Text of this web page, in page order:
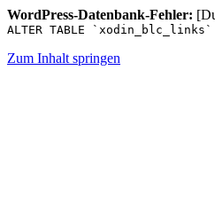
WordPress-Datenbank-Fehler:
ALTER TABLE
Zum Inhalt springen